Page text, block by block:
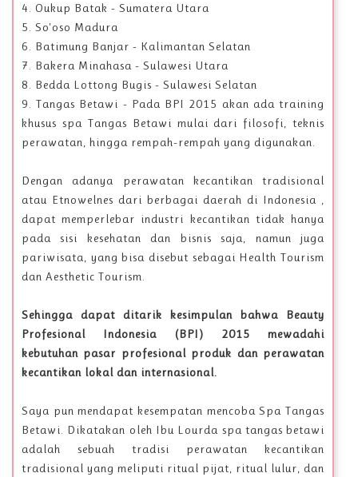
4. Oukup Batak - Sumatera Utara
5. So'oso Madura
6. Batimung Banjar - Kalimantan Selatan
7. Bakera Minahasa - Sulawesi Utara
8. Bedda Lottong Bugis - Sulawesi Selatan
9. Tangas Betawi - Pada BPI 2015 akan ada training
khusus spa Tangas Betawi mulai dari filosofi, teknis
perawatan, hingga rempah-rempah yang digunakan.
Dengan adanya perawatan kecantikan tradisional
atau Etnowelnes dari berbagai daerah di Indonesia ,
dapat memperlebar industri kecantikan tidak hanya
pada sisi kesehatan dan bisnis saja, namun juga
pariwisata, yang bisa disebut sebagai Health Tourism
dan Aesthetic Tourism.
Sehingga dapat ditarik kesimpulan bahwa Beauty
Profesional Indonesia (BPI) 2015 mewadahi
kebutuhan pasar profesional produk dan perawatan
kecantikan lokal dan internasional.
Saya pun mendapat kesempatan mencoba Spa Tangas
Betawi. Dikatakan oleh Ibu Lourda spa tangas betawi
adalah sebuah tradisi perawatan kecantikan
tradisional yang meliputi ritual pijat, ritual lulur, dan